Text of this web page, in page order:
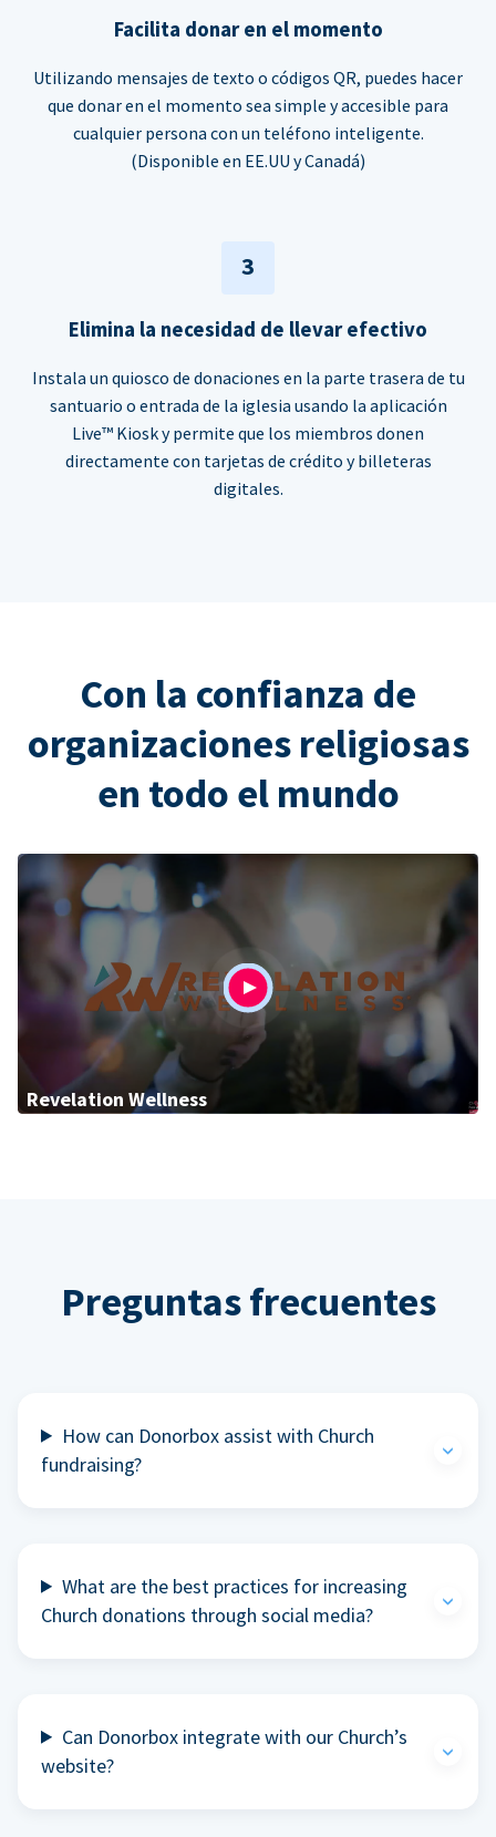
Facilita donar en el momento
Utilizando mensajes de texto o códigos QR, puedes hacer
que donar en el momento sea simple y accesible para
cualquier persona con un teléfono inteligente.
(Disponible en EE.UU y Canadá)
3
Elimina la necesidad de llevar efectivo
Instala un quiosco de donaciones en la parte trasera de tu
santuario o entrada de la iglesia usando la aplicación
Live™ Kiosk y permite que los miembros donen
directamente con tarjetas de crédito y billeteras
digitales.
Con la confianza de
organizaciones religiosas
en todo el mundo
Revelation Wellness
Preguntas frecuentes
How can Donorbox assist with Church
fundraising?
What are the best practices for increasing
Church donations through social media?
Can Donorbox integrate with our Church’s
website?